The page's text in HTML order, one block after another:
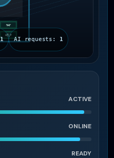
1 AI requests: 1
ACTIVE
SYNC
READY